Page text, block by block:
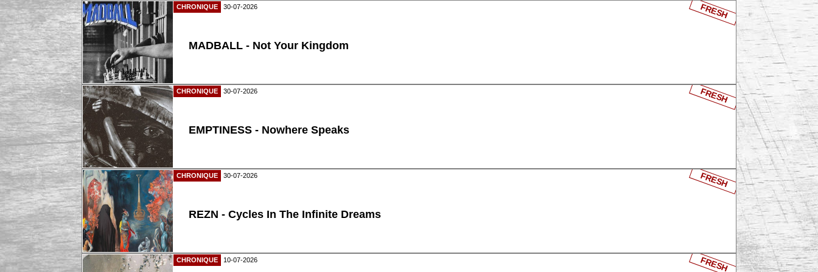
CHRONIQUE 30-07-2026
MADBALL - Not Your Kingdom
FRESH
CHRONIQUE 30-07-2026
EMPTINESS - Nowhere Speaks
FRESH
CHRONIQUE 30-07-2026
REZN - Cycles In The Infinite Dreams
FRESH
CHRONIQUE 10-07-2026 FRESH